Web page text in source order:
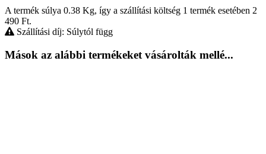
A termék súlya 0.38 Kg, így a szállítási költség 1 termék esetében 2
490 Ft.
Szállítási díj: Súlytól függ
Mások az alábbi termékeket vásárolták mellé...